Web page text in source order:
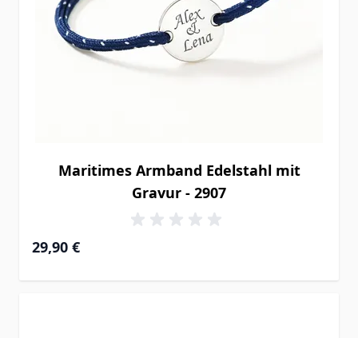
Maritimes Armband Edelstahl mit
Gravur - 2907
29,90 €